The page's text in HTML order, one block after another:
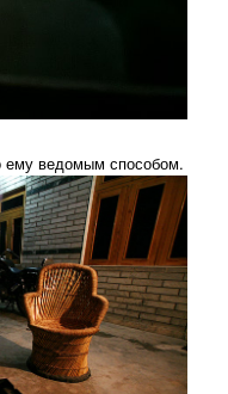
ему ведомым способом.